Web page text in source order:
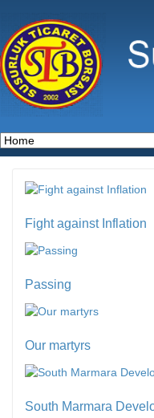
Fight against Inflation
Passing
Our martyrs
South Marmara